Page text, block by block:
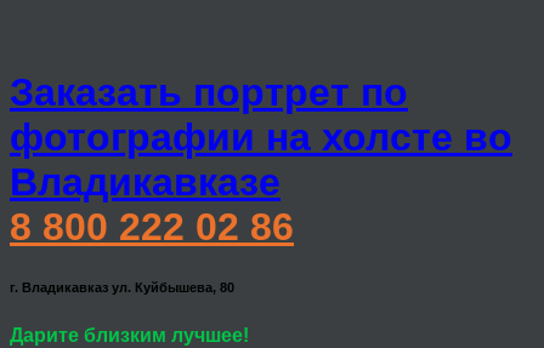
Заказать портрет по
фотографии на холсте во
Владикавказе
8 800 222 02 86
г. Владикавказ ул. Куйбышева, 80
Дарите близким лучшее!